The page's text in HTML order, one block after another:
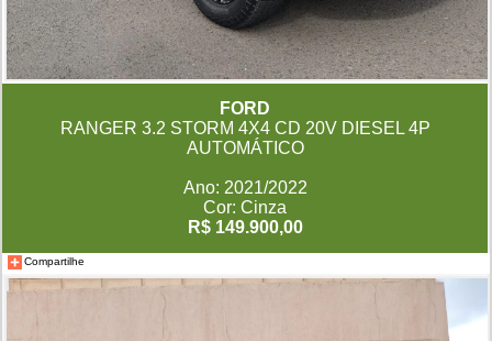
FORD
RANGER 3.2 STORM 4X4 CD 20V DIESEL 4P
AUTOMÁTICO
Ano: 2021/2022
Cor: Cinza
R$ 149.900,00
Compartilhe